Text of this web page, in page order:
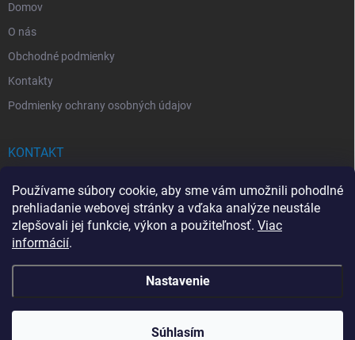
Používame súbory cookie, aby sme vám umožnili pohodlné
prehliadanie webovej stránky a vďaka analýze neustále
zlepšovali jej funkcie, výkon a použiteľnosť. Viac
informácií.
Nastavenie
Súhlasím
Domov
O nás
Obchodné podmienky
Kontakty
Podmienky ochrany osobných údajov
KONTAKT
info@drogerkovo.sk
Copyright 2026Drogerkovo. Všetky práva vyhradené.Upraviť nastavenie
cookies